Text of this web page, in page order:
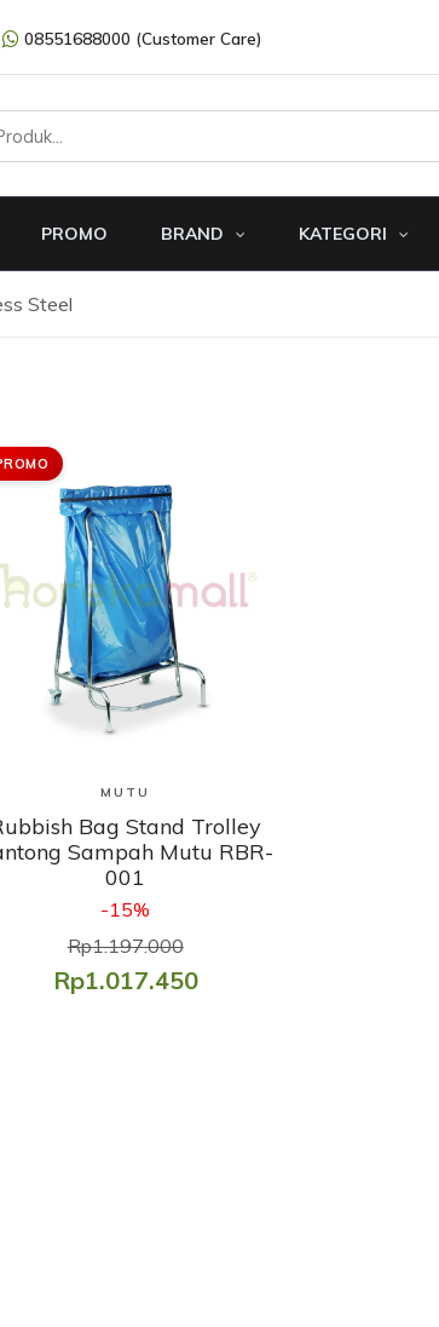
08551688000 (Customer Care)
PROMO BRAND KATEGORI
Steel
Lihat Produk
MUTU
Bag Stand Trolley
Sampah Mutu RBR-
001
-15%
Rp1.197.000
Rp1.017.450